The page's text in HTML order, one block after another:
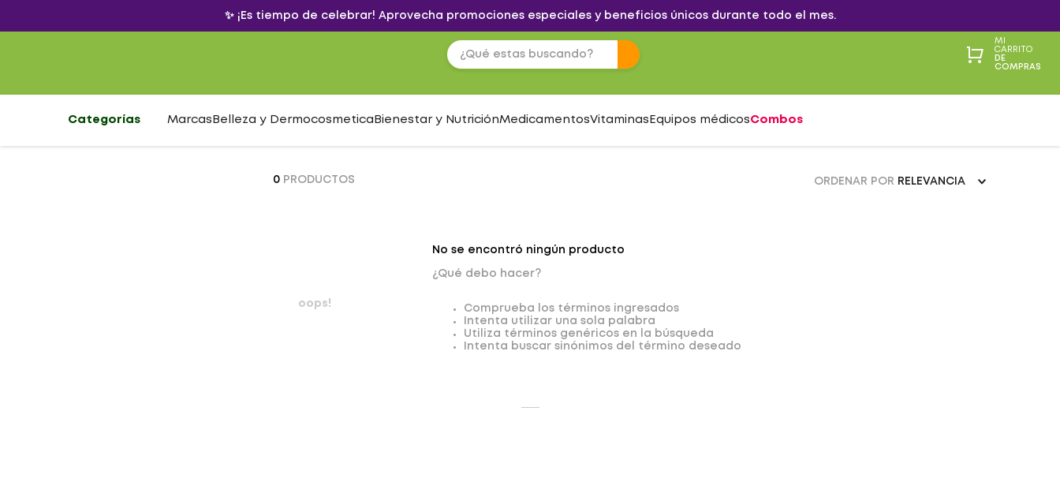
✨ ¡Es tiempo de celebrar! Aprovecha promociones especiales y beneficios únicos durante todo el mes.
MI
CARRITO
DE
COMPRAS
Categorías Marcas Belleza y Dermocosmetica Bienestar y NutriciónMedicamentosVitaminas Equipos médicosCombos
0 PRODUCTOS ORDENAR POR RELEVANCIA
oops!
No se encontró ningún producto
¿Qué debo hacer?
Comprueba los términos ingresados
Intenta utilizar una sola palabra
Utiliza términos genéricos en la búsqueda
Intenta buscar sinónimos del término deseado